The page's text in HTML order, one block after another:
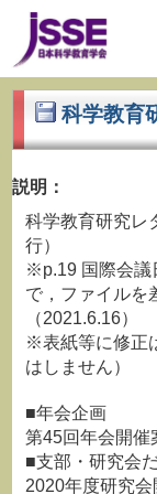
科学教育
説明：
科学教育研究
行）
※p.19 国際会議
で，ファイルを
（2021.6.16）
※表紙等に修正
はしません）
■年会企画
第45回年会開催
■支部・研究会
2020年度研究